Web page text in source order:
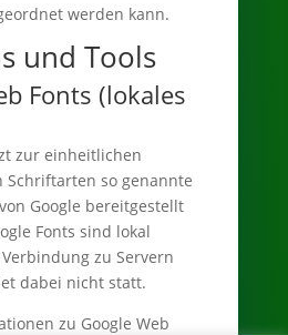
werden kann.
und Tools
Fonts (lokales
zur einheitlichen
Schriftarten so genannte
Google bereitgestellt
Fonts sind lokal
zu Servern
dabei nicht statt.
zu Google Web